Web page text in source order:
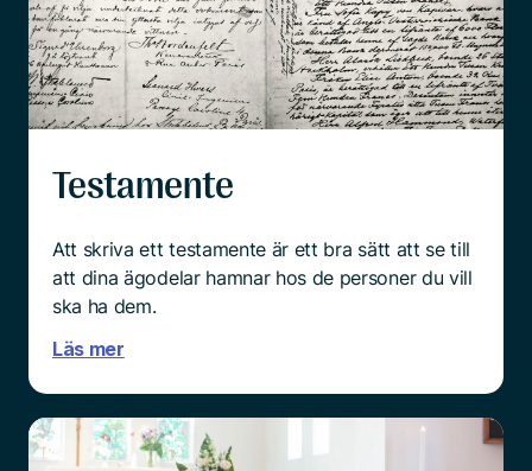
Testamente
Att skriva ett testamente är ett bra sätt att se till
att dina ägodelar hamnar hos de personer du vill
ska ha dem.
Läs mer